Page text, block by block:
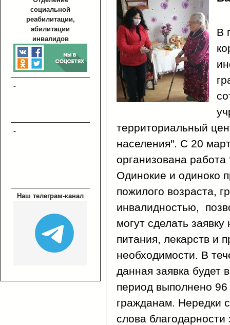
социальной
реабилитации,
абилитации
инвалидов
-
-
Наш телеграм-канал
В
территориальный
населения". С 20
организована
Одинокие и одиноко
пожилого возраста,
инвалидностью,
могут сделать заявку
питания, лекарств и
необходимости. В
данная заявка будет
период выполнено 96
гражданам. Нередки
слова